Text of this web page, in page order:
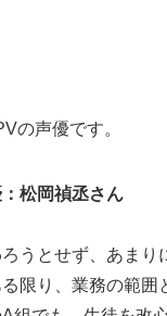
の声優です。
松岡禎丞さん
うとせず、あまり
限り、業務の範囲